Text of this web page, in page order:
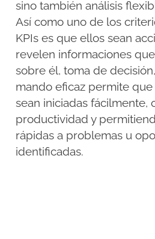
sino también análisis
Así como uno de los
KPIs es que ellos sean
revelen informaciones
sobre él, toma de
mando eficaz permite que
sean iniciadas fácilmente,
productividad y
rápidas a problemas u
identificadas.